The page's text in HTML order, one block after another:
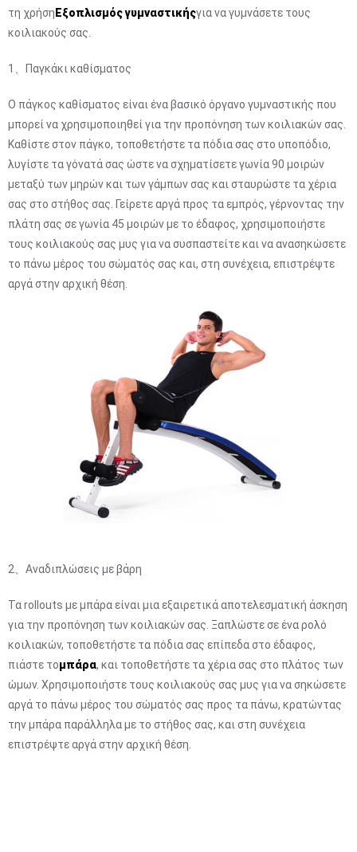
τη χρήση Εξοπλισμός γυμναστικήςγια να γυμνάσετε τους
κοιλιακούς σας.
1、Παγκάκι καθίσματος
Ο πάγκος καθίσματος είναι ένα βασικό όργανο γυμναστικής που
μπορεί να χρησιμοποιηθεί για την προπόνηση των κοιλιακών σας.
Καθίστε στον πάγκο, τοποθετήστε τα πόδια σας στο υποπόδιο,
λυγίστε τα γόνατά σας ώστε να σχηματίσετε γωνία 90 μοιρών
μεταξύ των μηρών και των γάμπων σας και σταυρώστε τα χέρια
σας στο στήθος σας. Γείρετε αργά προς τα εμπρός, γέρνοντας την
πλάτη σας σε γωνία 45 μοιρών με το έδαφος, χρησιμοποιήστε
τους κοιλιακούς σας μυς για να συσπαστείτε και να ανασηκώσετε
το πάνω μέρος του σώματός σας και, στη συνέχεια, επιστρέψτε
αργά στην αρχική θέση.
2、Αναδιπλώσεις με βάρη
Τα rollouts με μπάρα είναι μια εξαιρετικά αποτελεσματική άσκηση
για την προπόνηση των κοιλιακών σας. Ξαπλώστε σε ένα ρολό
κοιλιακών, τοποθετήστε τα πόδια σας επίπεδα στο έδαφος,
πιάστε τομπάρα, και τοποθετήστε τα χέρια σας στο πλάτος των
ώμων. Χρησιμοποιήστε τους κοιλιακούς σας μυς για να σηκώσετε
αργά το πάνω μέρος του σώματός σας προς τα πάνω, κρατώντας
την μπάρα παράλληλα με το στήθος σας, και στη συνέχεια
επιστρέψτε αργά στην αρχική θέση.